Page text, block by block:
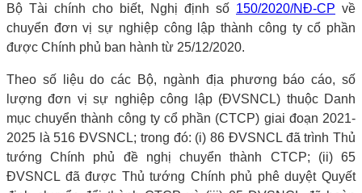
Bộ Tài chính cho biết, Nghị định số 150/2020/NĐ-CP về
chuyển đơn vị sự nghiệp công lập thành công ty cổ phần
được Chính phủ ban hành từ 25/12/2020.
Theo số liệu do các Bộ, ngành địa phương báo cáo, số
lượng đơn vị sự nghiệp công lập (ĐVSNCL) thuộc Danh
mục chuyển thành công ty cổ phần (CTCP) giai đoạn 2021-
2025 là 516 ĐVSNCL; trong đó: (i) 86 ĐVSNCL đã trình Thủ
tướng Chính phủ đề nghị chuyển thành CTCP; (ii) 65
ĐVSNCL đã được Thủ tướng Chính phủ phê duyệt Quyết